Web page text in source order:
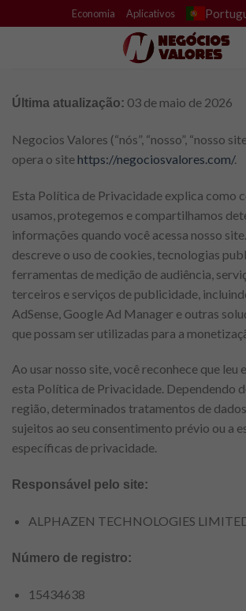
to
Economia Aplicativos
Última atualização: 03 de maio de 2026
Negocios Valores (“nós”, “nosso”, “nosso
opera o sitehttps://negociosvalores.com/.
Esta Política de Privacidade explica como
usamos, protegemos e compartilhamos
informações quando você acessa nosso
descreve o uso de cookies, tecnologias
ferramentas de medição de audiência,
terceiros e serviços de publicidade,
AdSense, Google Ad Manager e outras
que possam ser utilizadas para a
Ao usar nosso site, você reconhece que leu
esta Política de Privacidade. Dependendo
região, determinados tratamentos de
sujeitos ao seu consentimento prévio ou a
específicas de privacidade.
Responsável pelo site:
ALPHAZEN TECHNOLOGIES
Número de registro:
15434638